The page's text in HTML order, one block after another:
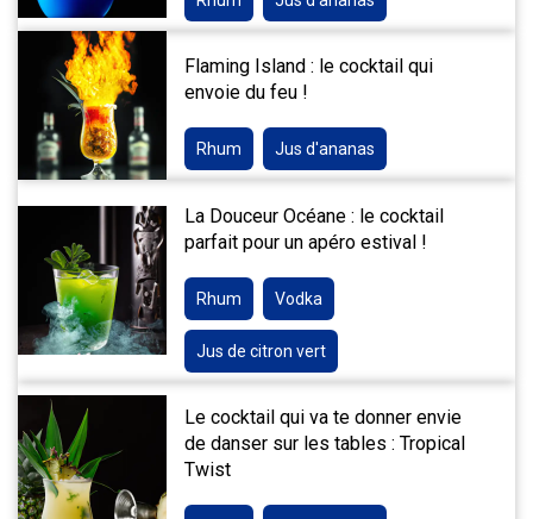
Flaming Island : le cocktail qui
envoie du feu !
Rhum Jus d'ananas
La Douceur Océane : le cocktail
parfait pour un apéro estival !
Rhum Vodka
Jus de citron vert
Le cocktail qui va te donner envie
de danser sur les tables : Tropical
Twist